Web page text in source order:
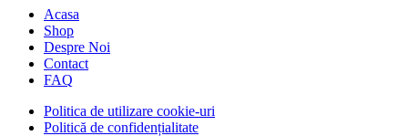
Acasa
Shop
Despre Noi
Contact
FAQ
Politica de utilizare cookie-uri
Politică de confidențialitate